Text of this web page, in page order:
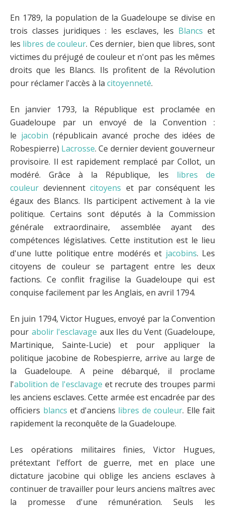
En 1789, la population de la Guadeloupe se divise en
trois classes juridiques : les esclaves, les Blancs et
les libres de couleur. Ces dernier, bien que libres, sont
victimes du préjugé de couleur et n'ont pas les mêmes
droits que les Blancs. Ils profitent de la Révolution
pour réclamer l'accès à la citoyenneté.
En janvier 1793, la République est proclamée en
Guadeloupe par un envoyé de la Convention :
le jacobin (républicain avancé proche des idées de
Robespierre) Lacrosse. Ce dernier devient gouverneur
provisoire. Il est rapidement remplacé par Collot, un
modéré. Grâce à la République, les libres de
couleur deviennentcitoyens et par conséquent les
égaux des Blancs. Ils participent activement à la vie
politique. Certains sont députés à la Commission
générale extraordinaire, assemblée ayant des
compétences législatives. Cette institution est le lieu
d'une lutte politique entre modérés et jacobins. Les
citoyens de couleur se partagent entre les deux
factions. Ce conflit fragilise la Guadeloupe qui est
conquise facilement par les Anglais, en avril 1794.
En juin 1794, Victor Hugues, envoyé par la Convention
pour abolir l'esclavage aux Iles du Vent (Guadeloupe,
Martinique, Sainte-Lucie) et pour appliquer la
politique jacobine de Robespierre, arrive au large de
la Guadeloupe. A peine débarqué, il proclame
l'abolition de l'esclavage et recrute des troupes parmi
les anciens esclaves. Cette armée est encadrée par des
officiers blancs et d'anciens libres de couleur. Elle fait
rapidement la reconquête de la Guadeloupe.
Les opérations militaires finies, Victor Hugues,
prétextant l'effort de guerre, met en place une
dictature jacobine qui oblige les anciens esclaves à
continuer de travailler pour leurs anciens maîtres avec
la promesse d'une rémunération. Seuls les